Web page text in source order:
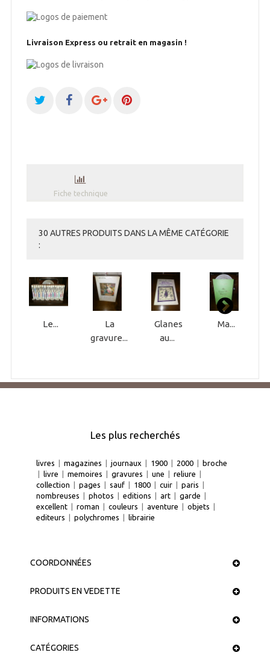
Livraison Express ou retrait en magasin !
Fiche technique
30 AUTRES PRODUITS DANS LA MÊME CATÉGORIE
:
Le...
La
gravure...
Glanes
au...
Ma...
Les plus recherchés
livres | magazines | journaux | 1900 | 2000 | broche
| livre | memoires | gravures | une | reliure |
collection | pages | sauf | 1800 | cuir | paris |
nombreuses | photos | editions | art | garde |
excellent | roman | couleurs | aventure | objets |
editeurs | polychromes | librairie
COORDONNÉES
PRODUITS EN VEDETTE
INFORMATIONS
CATÉGORIES